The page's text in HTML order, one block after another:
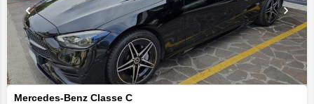
Mercedes-Benz Classe C